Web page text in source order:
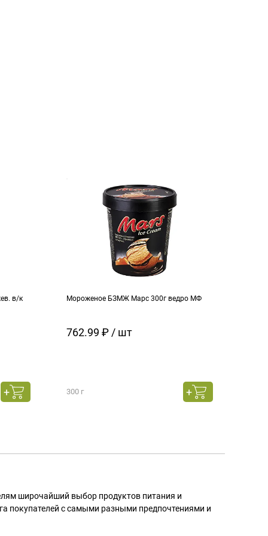
в/к
Мороженое БЗМЖ Марс 300г ведро МФ
762.99 ₽ / шт
300 г
широчайший выбор продуктов питания и
покупателей с самыми разными предпочтениями и